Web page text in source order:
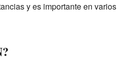
y es importante en varios